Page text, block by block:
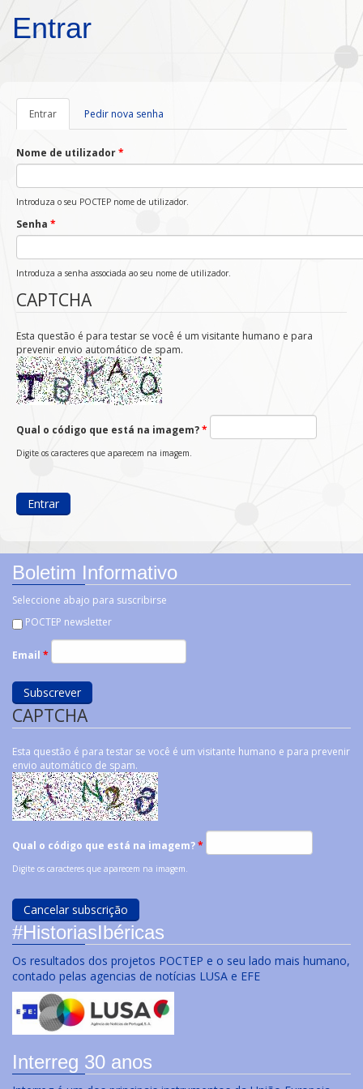
Passar para o conteúdo principal
Entrar
Entrar (separador
ativo)
Pedir nova senha
Nome de utilizador*
Introduza o seu POCTEP nome de utilizador.
Senha *
Introduza a senha associada ao seu nome de utilizador.
CAPTCHA
Esta questão é para testar se você é um visitante humano e para
prevenir envio automático de spam.
Qual o código que está na imagem?*
Digite os caracteres que aparecem na imagem.
Boletim Informativo
Seleccione abajo para suscribirse
POCTEP newsletter
Email *
CAPTCHA
Esta questão é para testar se você é um visitante humano e para prevenir
envio automático de spam.
Qual o código que está na imagem?*
Digite os caracteres que aparecem na imagem.
#HistoriasIbéricas
Os resultados dos projetos POCTEP e o seu lado mais humano,
contado pelas agencias de notícias LUSA e EFE
Interreg 30 anos